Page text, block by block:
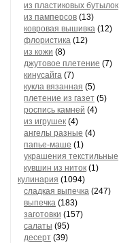
из пластиковых бутылок
из памперсов (13)
ковровая вышивка (12)
флористика (12)
из кожи (8)
джутовое плетение (7)
кинусайга (7)
кукла вязанная (5)
плетение из газет (5)
роспись камней (4)
из игрушек (4)
ангелы разные (4)
папье-маше (1)
украшения текстильные
кувшин из ниток (1)
кулинария (1094)
сладкая выпечка (247)
выпечка (183)
заготовки (157)
салаты (95)
десерт (39)